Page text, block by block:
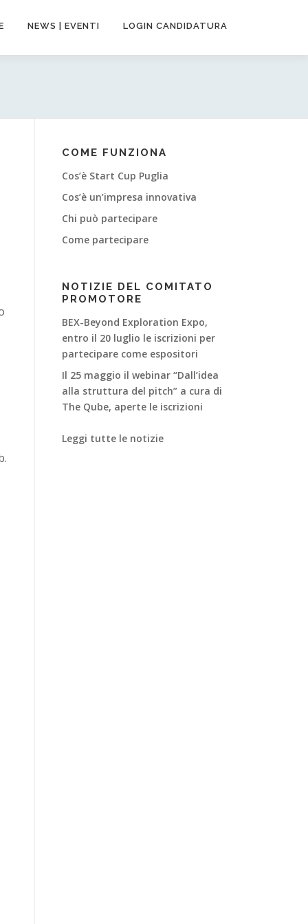
NEWS | EVENTI LOGIN CANDIDATURA
COME FUNZIONA
Cos’è Start Cup Puglia
Cos’è un’impresa innovativa
Chi può partecipare
Come partecipare
NOTIZIE DEL COMITATO
PROMOTORE
BEX-Beyond Exploration Expo,
entro il 20 luglio le iscrizioni per
partecipare come espositori
Il 25 maggio il webinar “Dall’idea
alla struttura del pitch” a cura di
The Qube, aperte le iscrizioni
Leggi tutte le notizie